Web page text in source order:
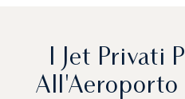
I Jet Privati
All'Aeroporto